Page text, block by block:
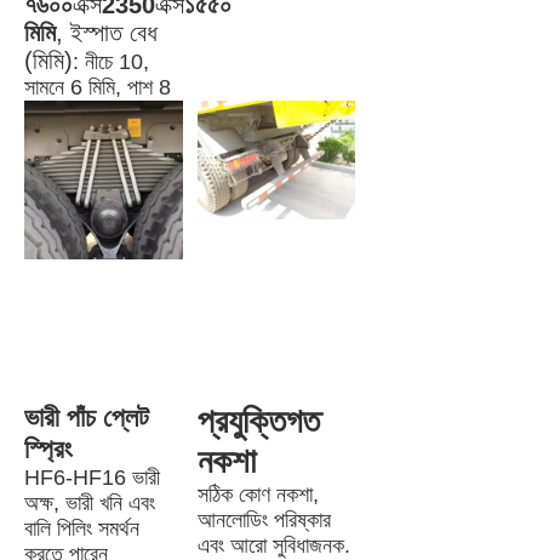
মিমি, ইস্পাত বেধ
(মিমি): নীচে 10,
সামনে 6 মিমি, পাশ 8
ভারী পাঁচ প্লেট
স্প্রিং
HF6-HF16 ভারী
অক্ষ, ভারী খনি এবং
বালি পিলিং সমর্থন
করতে পারেন
প্রযুক্তিগত
নকশা
সঠিক কোণ নকশা,
আনলোডিং পরিষ্কার
এবং আরো সুবিধাজনক.